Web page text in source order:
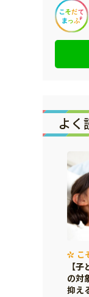
よく
こ
【
の対
抑え